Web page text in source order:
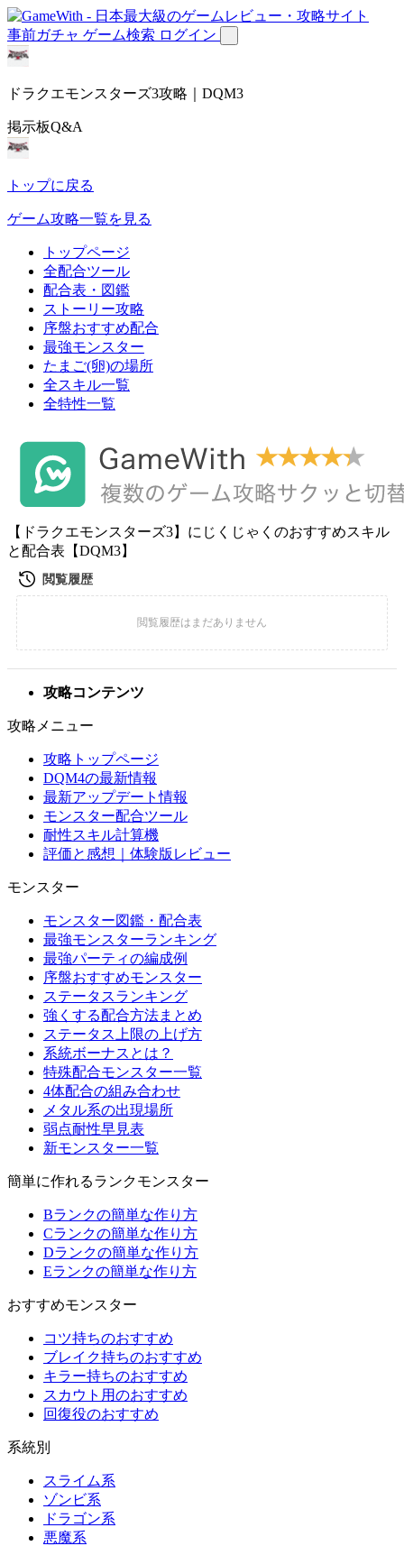
事前ガチャ ゲーム検索 ログイン
ドラクエモンスターズ3攻略｜DQM3
掲示板Q&A
トップに戻る
ゲーム攻略一覧を見る
トップページ
全配合ツール
配合表・図鑑
ストーリー攻略
序盤おすすめ配合
最強モンスター
たまご(卵)の場所
全スキル一覧
全特性一覧
【ドラクエモンスターズ3】にじくじゃくのおすすめスキル
と配合表【DQM3】
攻略コンテンツ
攻略メニュー
攻略トップページ
DQM4の最新情報
最新アップデート情報
モンスター配合ツール
耐性スキル計算機
評価と感想｜体験版レビュー
モンスター
モンスター図鑑・配合表
最強モンスターランキング
最強パーティの編成例
序盤おすすめモンスター
ステータスランキング
強くする配合方法まとめ
ステータス上限の上げ方
系統ボーナスとは？
特殊配合モンスター一覧
4体配合の組み合わせ
メタル系の出現場所
弱点耐性早見表
新モンスター一覧
簡単に作れるランクモンスター
Bランクの簡単な作り方
Cランクの簡単な作り方
Dランクの簡単な作り方
Eランクの簡単な作り方
おすすめモンスター
コツ持ちのおすすめ
ブレイク持ちのおすすめ
キラー持ちのおすすめ
スカウト用のおすすめ
回復役のおすすめ
系統別
スライム系
ゾンビ系
ドラゴン系
悪魔系